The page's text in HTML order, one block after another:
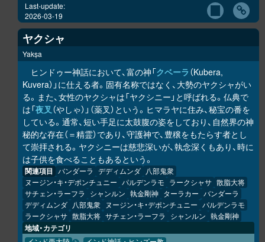
Last-update:
2026-03-19
ヤクシャ
Yakṣa
ヒンドゥー神話において、富の神「クベーラ （Kubera,
Kuvera）」に仕える者。固有名称ではなく、大勢のヤクシャがい
る。また、女性のヤクシャは「ヤクシニー」と呼ばれる。仏典で
は「夜叉（やしゃ）」（薬叉）という。ヒマラヤに住み、秘宝の番を
している。通常、短い手足に太鼓腹の姿をしており、自然界の神
秘的な存在（＝精霊）であり、守護神で、豊穣をもたらす者とし
て崇拝される。ヤクシニーは慈悲深いが、執念深くもあり、時に
は子供を食べることもあるという。
関連項目 バンダーラ デディムンダ 八部鬼衆
ヌージン・キ・デポンチュニー パルデンラモ ラークシャサ 散脂大将
サチェン・ラーフラ
シャンルン 執金剛神 ターラカー バンダーラ
デディムンダ 八部鬼衆 ヌージン・キ・デポンチュニー パルデンラモ
ラークシャサ 散脂大将 サチェン・ラーフラ シャンルン 執金剛神
地域・カテゴリ